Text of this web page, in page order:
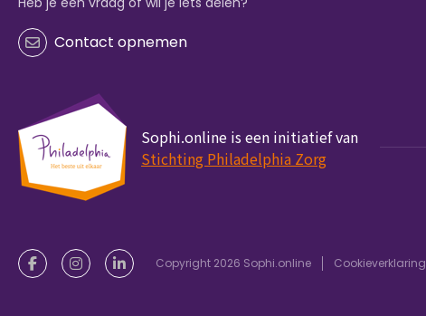
Contact opnemen
Sophi.online is een initiatief van
Stichting Philadelphia Zorg
Copyright 2026 Sophi.online Cookieverklaring